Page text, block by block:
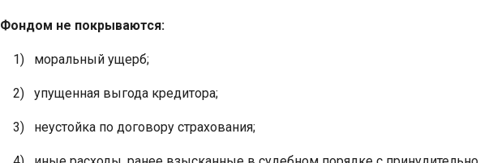
Фондом не покрываются:
1) моральный ущерб;
2) упущенная выгода кредитора;
3) неустойка по договору страхования;